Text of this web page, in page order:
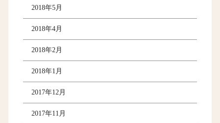
2018年5月
2018年4月
2018年2月
2018年1月
2017年12月
2017年11月